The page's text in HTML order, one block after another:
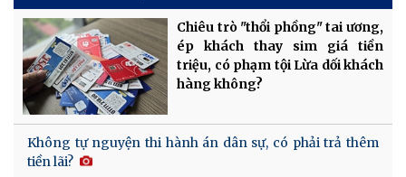
Chiêu trò "thổi phồng" tai ương,
ép khách thay sim giá tiền
triệu, có phạm tội Lừa dối khách
hàng không?
Không tự nguyện thi hành án dân sự, có phải trả thêm
tiền lãi?